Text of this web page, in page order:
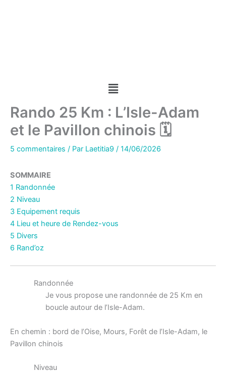
Menu
Rando 25 Km : L’Isle-Adam
et le Pavillon chinois 🗓
5 commentaires / Par Laetitia9 / 14/06/2026
SOMMAIRE
1 Randonnée
2 Niveau
3 Equipement requis
4 Lieu et heure de Rendez-vous
5 Divers
6 Rand’oz
Randonnée
Je vous propose une randonnée de 25 Km en
boucle autour de l’Isle-Adam.
En chemin : bord de l’Oise, Mours, Forêt de l’Isle-Adam, le
Pavillon chinois
Niveau